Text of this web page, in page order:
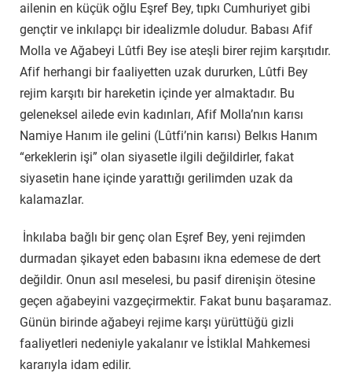
ailenin en küçük oğlu Eşref Bey, tıpkı Cumhuriyet gibi
gençtir ve inkılapçı bir idealizmle doludur. Babası Afif
Molla ve Ağabeyi Lûtfi Bey ise ateşli birer rejim karşıtıdır.
Afif herhangi bir faaliyetten uzak dururken, Lûtfi Bey
rejim karşıtı bir hareketin içinde yer almaktadır. Bu
geleneksel ailede evin kadınları, Afif Molla’nın karısı
Namiye Hanım ile gelini (Lûtfi’nin karısı) Belkıs Hanım
“erkeklerin işi” olan siyasetle ilgili değildirler, fakat
siyasetin hane içinde yarattığı gerilimden uzak da
kalamazlar.
İnkılaba bağlı bir genç olan Eşref Bey, yeni rejimden
durmadan şikayet eden babasını ikna edemese de dert
değildir. Onun asıl meselesi, bu pasif direnişin ötesine
geçen ağabeyini vazgeçirmektir. Fakat bunu başaramaz.
Günün birinde ağabeyi rejime karşı yürüttüğü gizli
faaliyetleri nedeniyle yakalanır ve İstiklal Mahkemesi
kararıyla idam edilir.